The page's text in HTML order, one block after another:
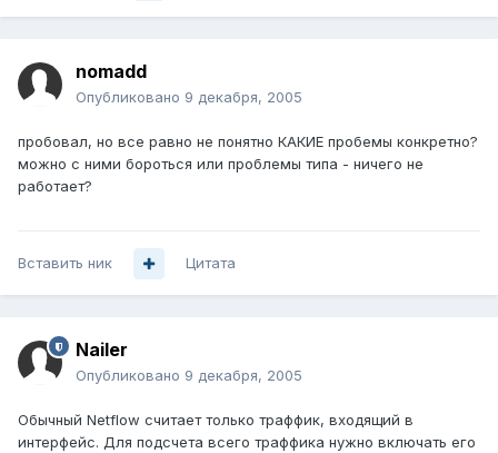
nomadd
Опубликовано 9 декабря, 2005
пробовал, но все равно не понятно КАКИЕ пробемы конкретно?
можно с ними бороться или проблемы типа - ничего не
работает?
Вставить ник Цитата
Nailer
Опубликовано 9 декабря, 2005
Обычный Netflow считает только траффик, входящий в
интерфейс. Для подсчета всего траффика нужно включать его